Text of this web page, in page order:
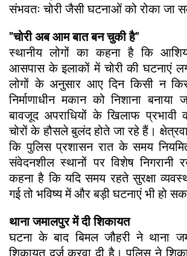
संभवतः चोरी जैसी घटनाओं को रोका जा
"चोरी अब आम बात बन चुकी है"
स्थानीय लोगों का कहना है कि
आसपास के इलाकों में चोरी की घटनाएं
लोगों के अनुसार आए दिन किसी न
निर्माणाधीन मकान को निशाना
बावजूद अपराधियों के खिलाफ प्रभावी
चोरों के हौसले बुलंद होते जा रहे हैं।
कि पुलिस प्रशासन रात के समय
संवेदनशील स्थानों पर विशेष निगरानी
कहना है कि यदि समय रहते सुरक्षा
गई तो भविष्य में और बड़ी घटनाएं भी हो
थाना जमालपुर में दी शिकायत
घटना के बाद बिमल जौहरी ने थाना
शिकायत दर्ज करवा दी है। पुलिस ने